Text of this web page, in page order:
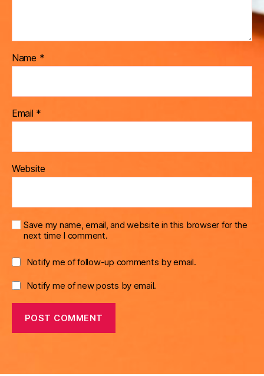
Name *
Email *
Website
Save my name, email, and website in this browser for the
next time I comment.
Notify me of follow-up comments by email.
Notify me of new posts by email.